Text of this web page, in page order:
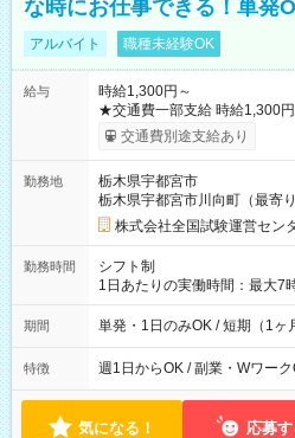
な時にお仕事できる！単発
アルバイト 職種未経験OK
給与
時給1,300円～
★交通費一部支給 時給1,300円～ ※試験・役割により手当あり
※勤務回数により昇給あり 【
り！】 希望される場合、勤務
例】 ・河合塾模擬試験 8:30～
×8時間＝日収10,400円＋交通
円の場合あり ・国家試験
円（役割手当＋100円）×6時間＝
間】試用期間なし
交通費別途支給あり
勤務地
栃木県宇都宮市
栃木県宇都宮市川向町（最寄
株式会社全国試験運営セン
勤務時間
シフト制
1日あたりの実働時間：最大
間は 試験により異なります
期間 単発・1日のみOK / 短期（1ヶ
特徴 週1日からOK / 副業・Wワー
気になる！ 応募す